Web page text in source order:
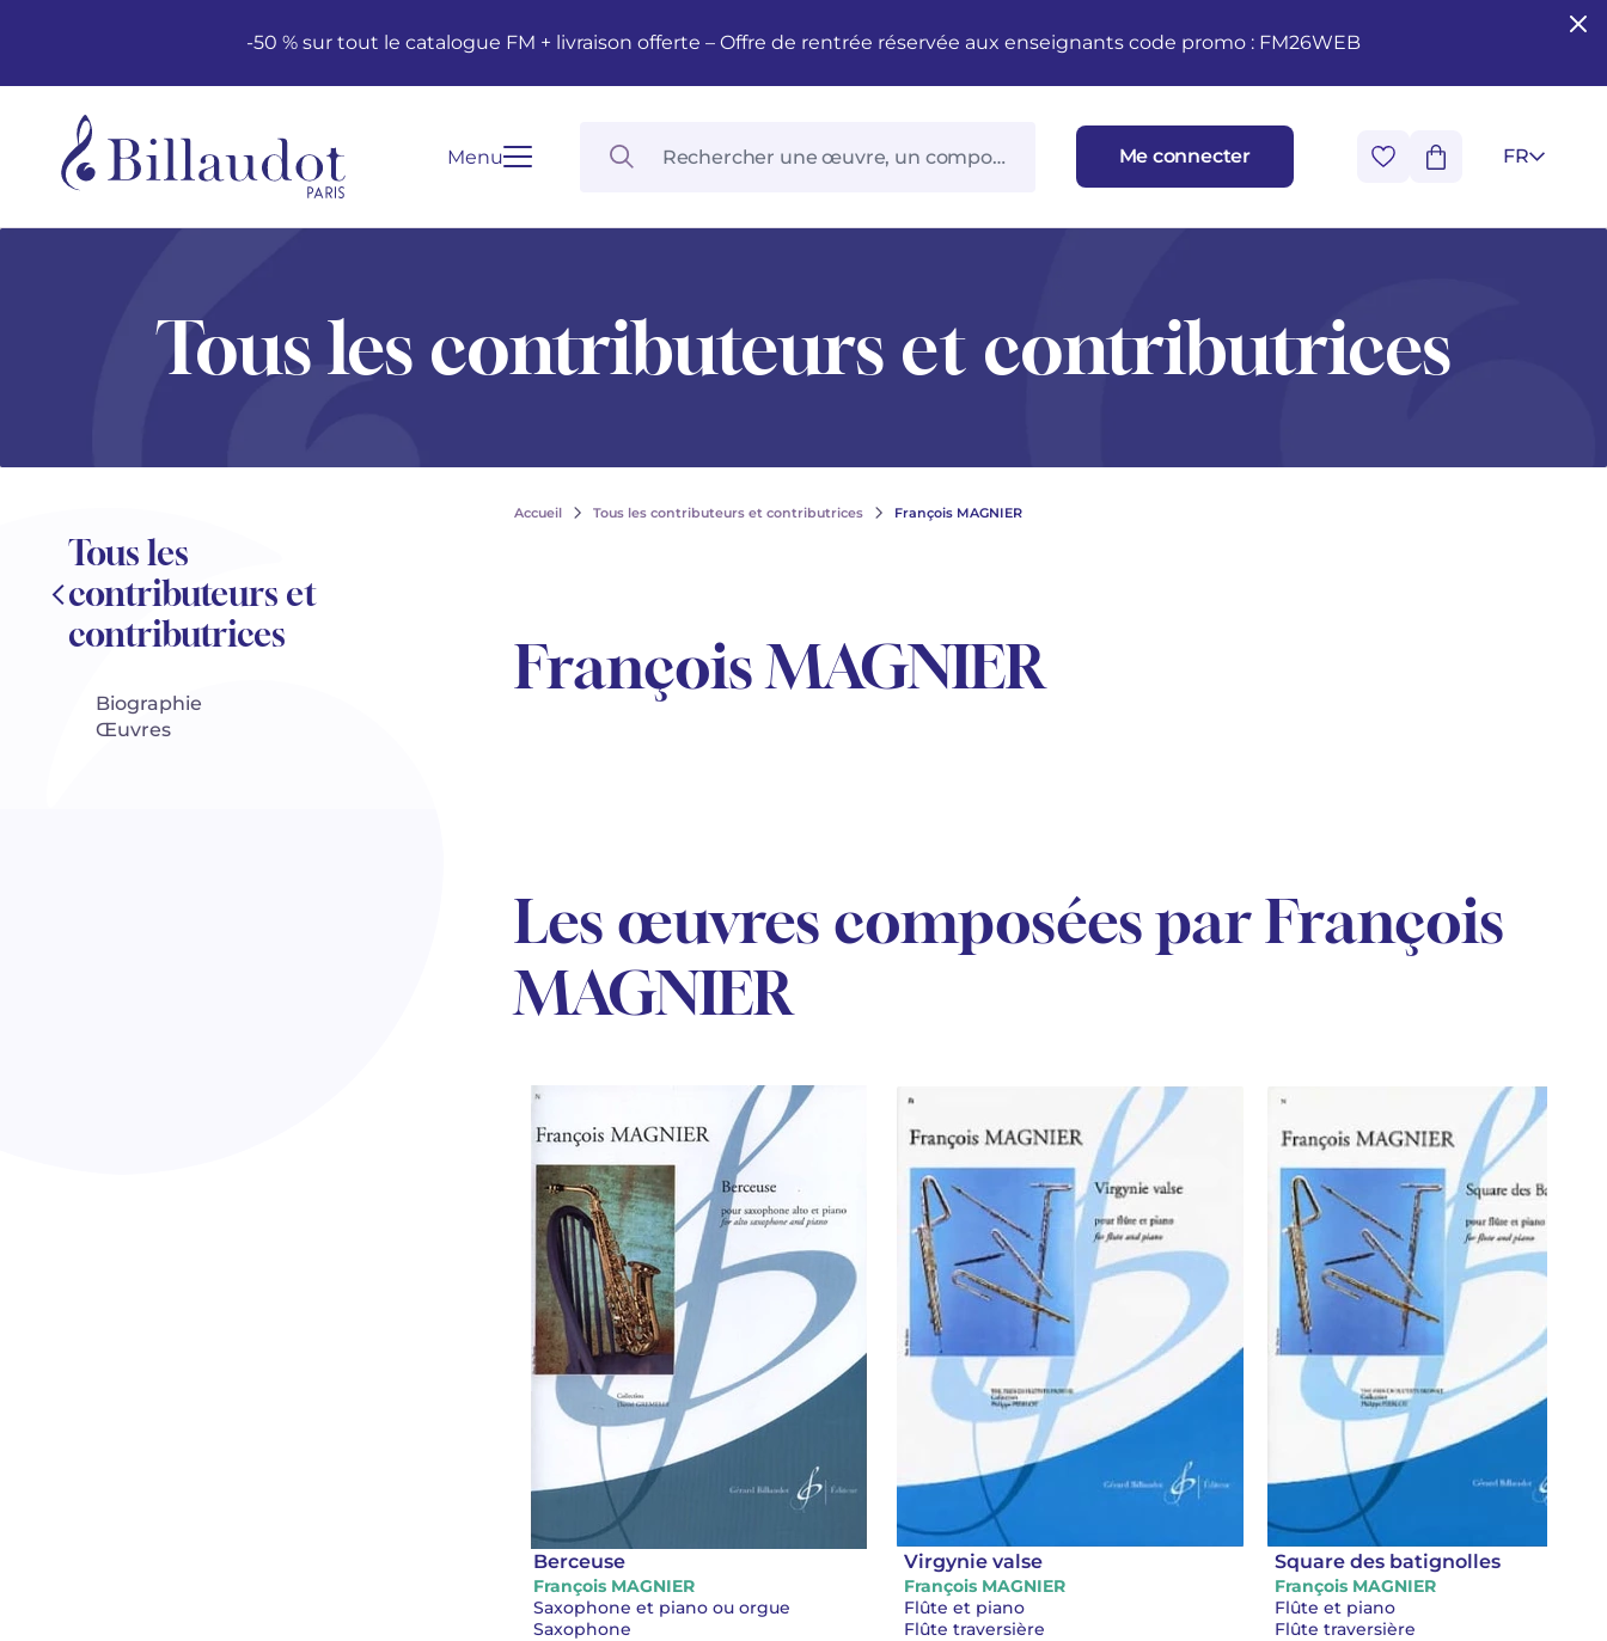
-50 % sur tout le catalogue FM + livraison offerte – Offre de rentrée réservée aux enseignants code promo : FM26WEB
Menu Me connecter FR
Tous les contributeurs et contributrices
Tous les
contributeurs et
contributrices
Biographie
Œuvres
Accueil Tous les contributeurs et contributrices François MAGNIER
François MAGNIER
Les œuvres composées par François
MAGNIER
Berceuse
François MAGNIER
Saxophone et piano ou orgue
Saxophone
Virgynie valse
François MAGNIER
Flûte et piano
Flûte traversière
Square des batignolles
François MAGNIER
Flûte et piano
Flûte traversière